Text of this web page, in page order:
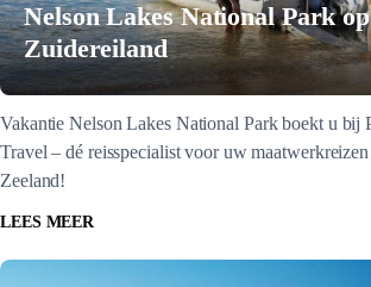
Nelson Lakes National Park
Zuidereiland
Vakantie Nelson Lakes National Park boekt u bij
Travel – dé reisspecialist voor uw
Zeeland!
LEES MEER